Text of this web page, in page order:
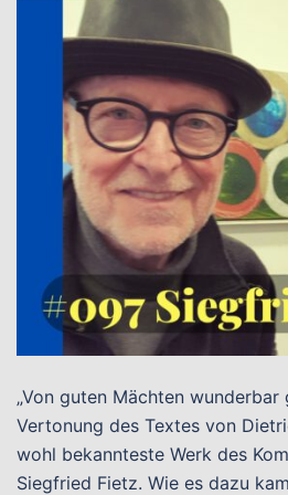
„Von guten Mächten wunderbar
Vertonung des Textes von
wohl bekannteste Werk des
Siegfried Fietz. Wie es dazu